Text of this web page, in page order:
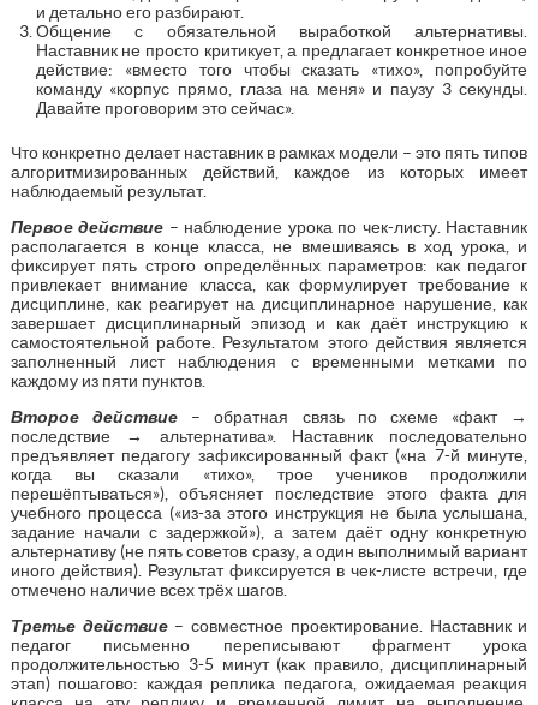
и детально его разбирают.
Общение с обязательной выработкой альтернативы.
Наставник не просто критикует, а предлагает конкретное иное
действие: «вместо того чтобы сказать «тихо», попробуйте
команду «корпус прямо, глаза на меня» и паузу 3 секунды.
Давайте проговорим это сейчас».
Что конкретно делает наставник в рамках модели – это пять типов
алгоритмизированных действий, каждое из которых имеет
наблюдаемый результат.
Первое действие – наблюдение урока по чек-листу. Наставник
располагается в конце класса, не вмешиваясь в ход урока, и
фиксирует пять строго определённых параметров: как педагог
привлекает внимание класса, как формулирует требование к
дисциплине, как реагирует на дисциплинарное нарушение, как
завершает дисциплинарный эпизод и как даёт инструкцию к
самостоятельной работе. Результатом этого действия является
заполненный лист наблюдения с временными метками по
каждому из пяти пунктов.
Второе действие– обратная связь по схеме «факт →
последствие → альтернатива». Наставник последовательно
предъявляет педагогу зафиксированный факт («на 7-й минуте,
когда вы сказали «тихо», трое учеников продолжили
перешёптываться»), объясняет последствие этого факта для
учебного процесса («из-за этого инструкция не была услышана,
задание начали с задержкой»), а затем даёт одну конкретную
альтернативу (не пять советов сразу, а один выполнимый вариант
иного действия). Результат фиксируется в чек-листе встречи, где
отмечено наличие всех трёх шагов.
Третье действие– совместное проектирование. Наставник и
педагог письменно переписывают фрагмент урока
продолжительностью 3-5 минут (как правило, дисциплинарный
этап) пошагово: каждая реплика педагога, ожидаемая реакция